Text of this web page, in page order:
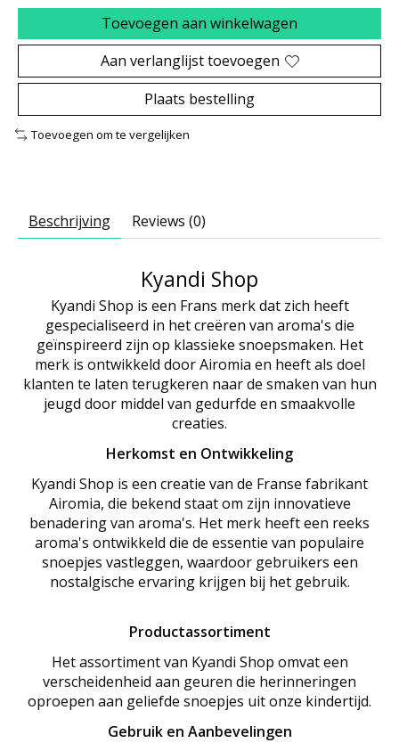
Toevoegen aan winkelwagen
Aan verlanglijst toevoegen
Plaats bestelling
Toevoegen om te vergelijken
Beschrijving Reviews (0)
Kyandi Shop
Kyandi Shop is een Frans merk dat zich heeft
gespecialiseerd in het creëren van aroma's die
geïnspireerd zijn op klassieke snoepsmaken. Het
merk is ontwikkeld door Airomia en heeft als doel
klanten te laten terugkeren naar de smaken van hun
jeugd door middel van gedurfde en smaakvolle
creaties.
Herkomst en Ontwikkeling
Kyandi Shop is een creatie van de Franse fabrikant
Airomia, die bekend staat om zijn innovatieve
benadering van aroma's. Het merk heeft een reeks
aroma's ontwikkeld die de essentie van populaire
snoepjes vastleggen, waardoor gebruikers een
nostalgische ervaring krijgen bij het gebruik.
Productassortiment
Het assortiment van Kyandi Shop omvat een
verscheidenheid aan geuren die herinneringen
oproepen aan geliefde snoepjes uit onze kindertijd.
Gebruik en Aanbevelingen